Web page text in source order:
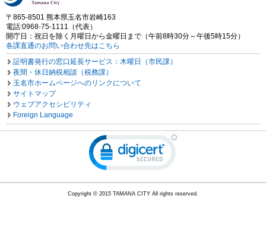
〒865-8501 熊本県玉名市岩崎163
電話:0968-75-1111（代表）
開庁日：祝日を除く月曜日から金曜日まで（午前8時30分～午後5時15分）
各課直通のお問い合わせ先はこちら
証明書発行の窓口延長サービス：木曜日（市民課）
夜間・休日納税相談（税務課）
玉名市ホームページへのリンクについて
サイトマップ
ウェブアクセシビリティ
Foreign Language
Copyright © 2015 TAMANA CITY All rights reserved.